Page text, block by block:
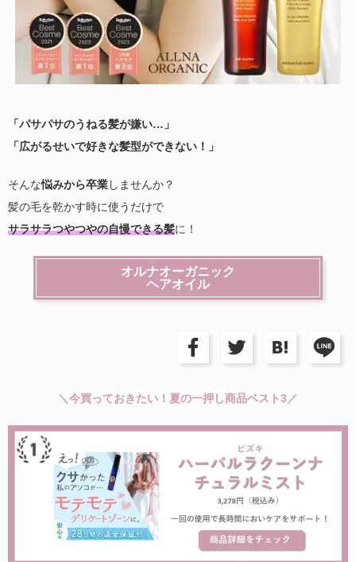
「パサパサのうねる髪が嫌い…」
「広がるせいで好きな髪型ができない！」
そんな悩みから卒業しませんか？
髪の毛を乾かす時に使うだけで
サラサラつやつやの自慢できる髪に！
オルナオーガニック
ヘアオイル
＼今買っておきたい！夏の一押し商品ベスト3／